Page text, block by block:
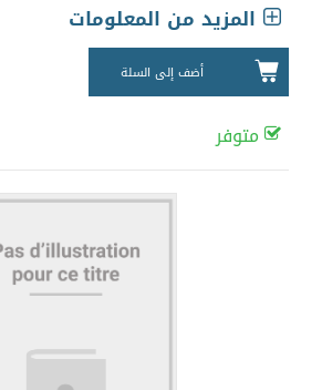
المزيد من المعلومات
أضف إلى السلة
متوفر